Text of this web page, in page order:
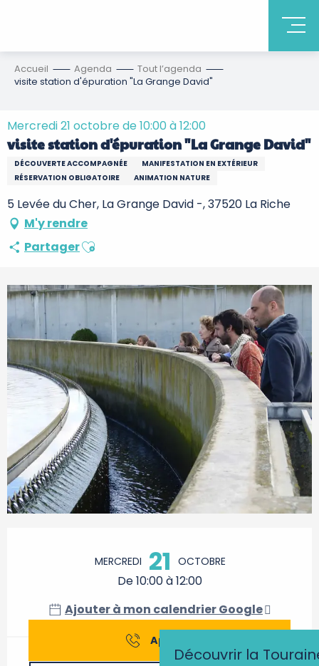
Découvrir la
Accueil Agenda
Tout l’agenda
visite station d'épuration "La Grange David"
Mercredi 21 octobre de 10:00 à 12:00
visite station d'épuration "La Grange David"
DÉCOUVERTE ACCOMPAGNÉE
MANIFESTATION EN EXTÉRIEUR
RÉSERVATION OBLIGATOIRE
ANIMATION NATURE
5 Levée du Cher, La Grange David -, 37520 La Riche
M'y rendre
PartagerAjouter aux favoris
MERCREDI 21 OCTOBRE
De 10:00 à 12:00
Ajouter à mon calendrier Google
Appeler